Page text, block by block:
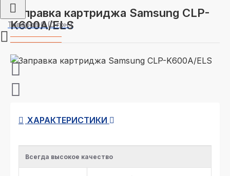
Товаров 0 (0 грн.)
Заправка картриджа Samsung CLP-
K600A/ELS
ХАРАКТЕРИСТИКИ
Всегда высокое качество